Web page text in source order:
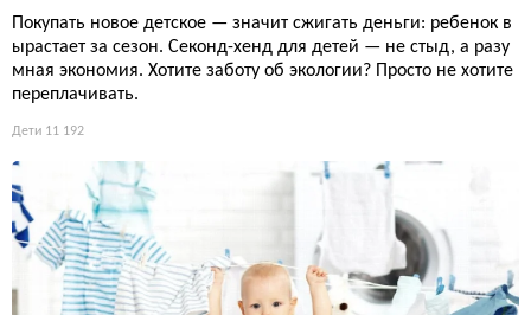
Покупать новое детское — значит сжигать деньги: ребенок в
ырастает за сезон. Секонд-хенд для детей — не стыд, а разу
мная экономия. Хотите заботу об экологии? Просто не хотите
переплачивать.
Дети 11 192